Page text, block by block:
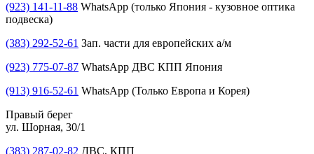
(923) 141-11-88 WhatsApp (только Япония - кузовное оптика
подвеска)
(383) 292-52-61 Зап. части для европейских а/м
(923) 775-07-87 WhatsApp ДВС КПП Япония
(913) 916-52-61 WhatsApp (Только Европа и Корея)
Правый берег
ул. Шорная, 30/1
(383) 287-02-82 ДВС, КПП